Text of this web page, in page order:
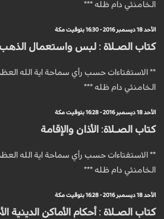
الخامنئي دام ظله ***
الأحد 18 ديسمبر 2016 - 16:30 بتوقيت مكة
كتاب الصـلاة : لبس واستعمال
** الاستفتاءات حسب رأي سماحة اية الله
الخامنئي دام ظله ***
الأحد 18 ديسمبر 2016 - 16:28 بتوقيت مكة
كتاب الصـلاة: الأذان والإقامة
** الاستفتاءات حسب رأي سماحة اية الله
الخامنئي دام ظله ***
الأحد 18 ديسمبر 2016 - 16:28 بتوقيت مكة
كتاب الصـلاة : أحكام الأماكن الدينية